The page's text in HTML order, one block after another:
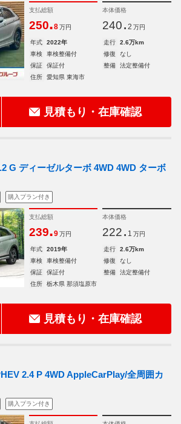
支払総額
250.8 万円
本体価格
240. 2 万円
年式 2022年 走行
2.6万km
車検
車検整備付 修復
なし
保証
保証付 整備
法定整備付
住所
愛知県 東海市
見積もり・在庫確認
G ディーゼルターボ 4WD 4WD ターボ
購入プラン付き
支払総額
239.9 万円
本体価格
222. 1 万円
年式 2019年 走行
2.6万km
車検
車検整備付 修復
なし
保証
保証付 整備
法定整備付
住所
栃木県 那須塩原市
見積もり・在庫確認
2.4 P 4WD AppleCarPlay/全周囲カ
購入プラン付き